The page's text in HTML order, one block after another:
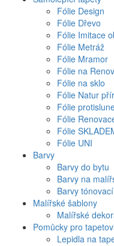
Fólie Design
Fólie Dřevo
Fólie Imitace
Fólie Metráž
Fólie Mramor
Fólie na
Fólie na sklo
Fólie Natur
Fólie
Fólie
Fólie
Fólie UNI
Barvy
Barvy do bytu
Barvy na
Barvy tónovací
Malířské šablony
Malířské
Pomůcky pro
Lepidla na